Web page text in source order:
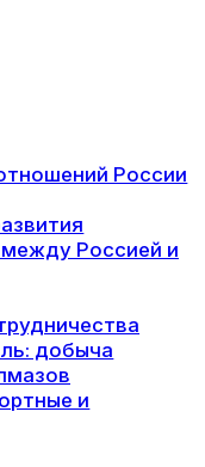
России
Россией и
добыча
и